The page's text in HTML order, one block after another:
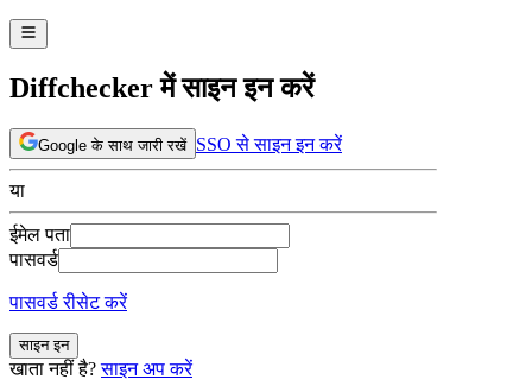
Diffchecker में साइन इन करें
Google के साथ जारी रखें SSO से साइन इन करें
या
ईमेल पता
पासवर्ड
पासवर्ड रीसेट करें
साइन इन
खाता नहीं है? साइन अप करें